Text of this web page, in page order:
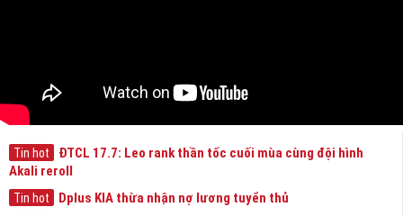
Tin hot
ĐTCL 17.7: Leo rank thần tốc cuối mùa cùng đội hình
Akali reroll
Tin hot Dplus KIA thừa nhận nợ lương tuyển thủ